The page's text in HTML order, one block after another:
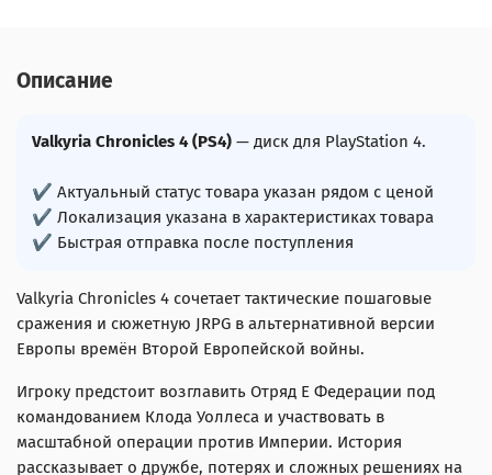
Описание
Valkyria Chronicles 4 (PS4) — диск для PlayStation 4.
✔ Актуальный статус товара указан рядом с ценой
✔ Локализация указана в характеристиках товара
✔ Быстрая отправка после поступления
Valkyria Chronicles 4 сочетает тактические пошаговые
сражения и сюжетную JRPG в альтернативной версии
Европы времён Второй Европейской войны.
Игроку предстоит возглавить Отряд Е Федерации под
командованием Клода Уоллеса и участвовать в
масштабной операции против Империи. История
рассказывает о дружбе, потерях и сложных решениях на